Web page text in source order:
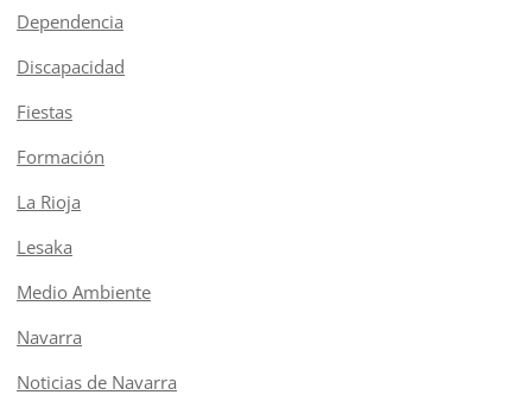
Dependencia
Discapacidad
Fiestas
Formación
La Rioja
Lesaka
Medio Ambiente
Navarra
Noticias de Navarra